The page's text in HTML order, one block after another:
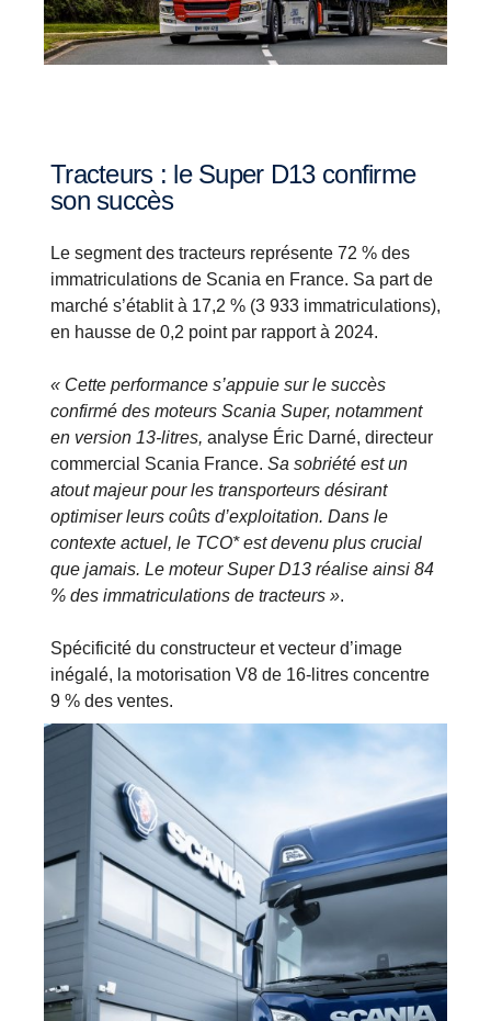
Tracteurs : le Super D13 confirme
son succès
Le segment des tracteurs représente 72 % des
immatriculations de Scania en France. Sa part de
marché s’établit à 17,2 % (3 933 immatriculations),
en hausse de 0,2 point par rapport à 2024.
« Cette performance s’appuie sur le succès
confirmé des moteurs Scania Super, notamment
en version 13-litres, analyse Éric Darné, directeur
commercial Scania France. Sa sobriété est un
atout majeur pour les transporteurs désirant
optimiser leurs coûts d’exploitation. Dans le
contexte actuel, le TCO* est devenu plus crucial
que jamais. Le moteur Super D13 réalise ainsi 84
% des immatriculations de tracteurs ».
Spécificité du constructeur et vecteur d’image
inégalé, la motorisation V8 de 16-litres concentre
9 % des ventes.